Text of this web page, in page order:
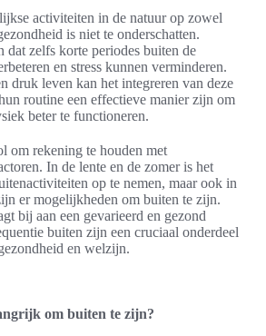
activiteiten in de natuur op zowel
is niet te onderschatten.
dat zelfs korte periodes buiten de
en stress kunnen verminderen.
druk leven kan het integreren van deze
routine een effectieve manier zijn om
beter te functioneren.
om rekening te houden met
In de lente en de zomer is het
op te nemen, maar ook in
er mogelijkheden om buiten te zijn.
bij aan een gevarieerd en gezond
buiten zijn een cruciaal onderdeel
en welzijn.
om buiten te zijn?